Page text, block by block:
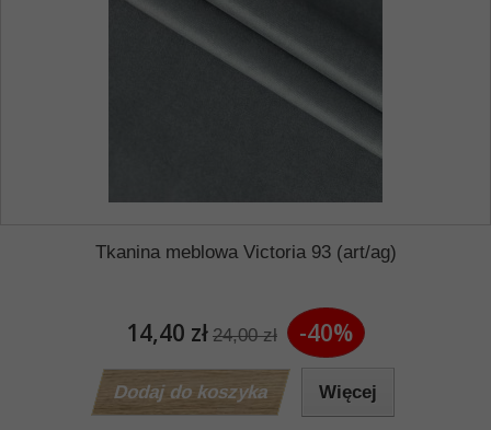
Tkanina meblowa Victoria 93 (art/ag)
14,40 zł 24,00 zł -40%
Dodaj do koszyka Więcej